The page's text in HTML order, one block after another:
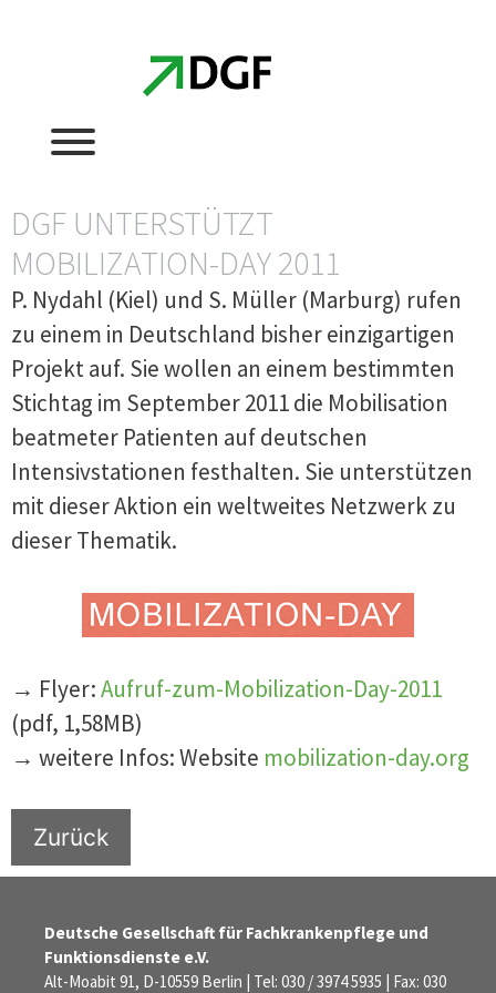
DGF UNTERSTÜTZT
MOBILIZATION-DAY 2011
P. Nydahl (Kiel) und S. Müller (Marburg) rufen
zu einem in Deutschland bisher einzigartigen
Projekt auf. Sie wollen an einem bestimmten
Stichtag im September 2011 die Mobilisation
beatmeter Patienten auf deutschen
Intensivstationen festhalten. Sie unterstützen
mit dieser Aktion ein weltweites Netzwerk zu
dieser Thematik.
→ Flyer:Aufruf-zum-Mobilization-Day-2011
(pdf, 1,58MB)
→ weitere Infos: Website mobilization-day.org
Zurück
Deutsche Gesellschaft für Fachkrankenpflege und
Funktionsdienste e.V.
Alt-Moabit 91, D-10559 Berlin | Tel: 030 / 3974 5935 | Fax: 030